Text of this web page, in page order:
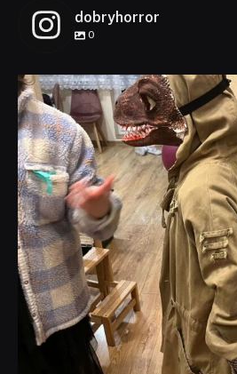
dobryhorror
0
dobryhorror
Lis 1